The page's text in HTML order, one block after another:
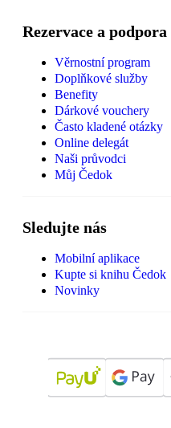
Rezervace a podpora
Věrnostní program
Doplňkové služby
Benefity
Dárkové vouchery
Často kladené otázky
Online delegát
Naši průvodci
Můj Čedok
Sledujte nás
Mobilní aplikace
Kupte si knihu Čedok
Novinky